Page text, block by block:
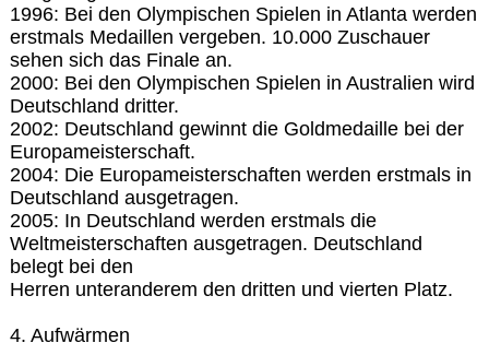
1996: Bei den Olympischen Spielen in Atlanta werden
erstmals Medaillen vergeben. 10.000 Zuschauer
sehen sich das Finale an.
2000: Bei den Olympischen Spielen in Australien wird
Deutschland dritter.
2002: Deutschland gewinnt die Goldmedaille bei der
Europameisterschaft.
2004: Die Europameisterschaften werden erstmals in
Deutschland ausgetragen.
2005: In Deutschland werden erstmals die
Weltmeisterschaften ausgetragen. Deutschland
belegt bei den
Herren unteranderem den dritten und vierten Platz.
4. Aufwärmen